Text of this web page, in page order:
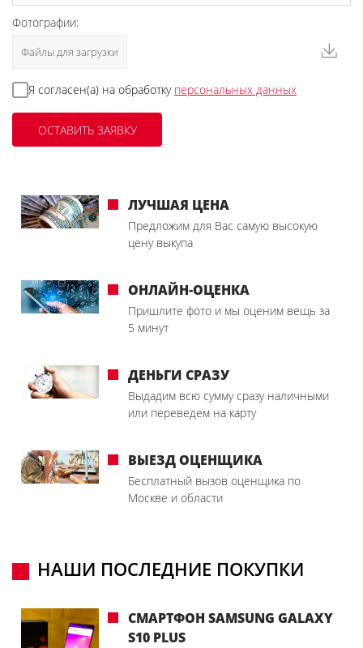
Фотографии:
Файлы для загрузки
Я согласен(а) на обработку персональных данных
ЛУЧШАЯ ЦЕНА
Предложим для Вас самую высокую
цену выкупа
ОНЛАЙН-ОЦЕНКА
Пришлите фото и мы оценим вещь за
5 минут
ДЕНЬГИ СРАЗУ
Выдадим всю сумму сразу наличными
или переведем на карту
ВЫЕЗД ОЦЕНЩИКА
Бесплатный вызов оценщика по
Москве и области
НАШИ ПОСЛЕДНИЕ ПОКУПКИ
СМАРТФОН SAMSUNG GALAXY
S10 PLUS